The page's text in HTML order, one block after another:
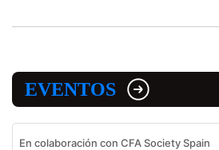
EVENTOS
En colaboración con CFA Society Spain